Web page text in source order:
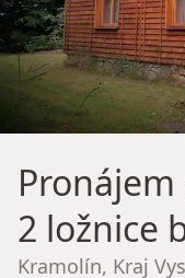
2 ložnice
Kramolín, Kraj